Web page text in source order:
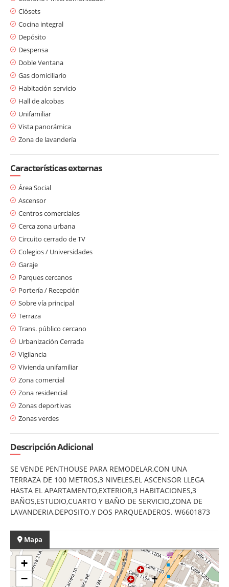
Clósets
Cocina integral
Depósito
Despensa
Doble Ventana
Gas domiciliario
Habitación servicio
Hall de alcobas
Unifamiliar
Vista panorámica
Zona de lavandería
Características externas
Área Social
Ascensor
Centros comerciales
Cerca zona urbana
Circuito cerrado de TV
Colegios / Universidades
Garaje
Parques cercanos
Portería / Recepción
Sobre vía principal
Terraza
Trans. público cercano
Urbanización Cerrada
Vigilancia
Vivienda unifamiliar
Zona comercial
Zona residencial
Zonas deportivas
Zonas verdes
Descripción Adicional
SE VENDE PENTHOUSE PARA REMODELAR,CON UNA
TERRAZA DE 100 METROS,3 NIVELES,EL ASCENSOR LLEGA
HASTA EL APARTAMENTO,EXTERIOR,3 HABITACIONES,3
BAÑOS,ESTUDIO,CUARTO Y BAÑO DE SERVICIO,ZONA DE
LAVANDERIA,DEPOSITO.Y DOS PARQUEADEROS. W6601873
Mapa
+
−